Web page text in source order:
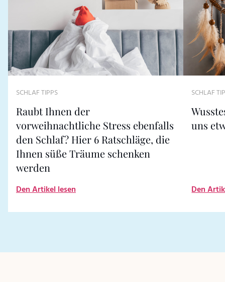
SCHLAF TIPPS
Raubt Ihnen der
vorweihnachtliche Stress ebenfalls
den Schlaf? Hier 6 Ratschläge, die
Ihnen süße Träume schenken
werden
Den Artikel lesen
SCHLAF
uns
Den